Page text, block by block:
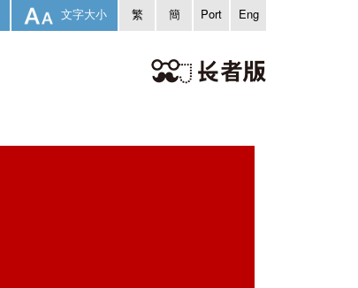
文字大小 繁 簡 Port Eng